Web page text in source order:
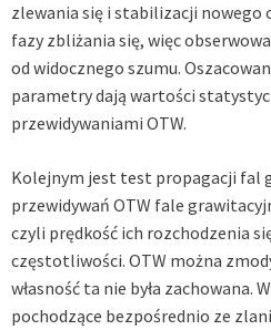
zlewania się i stabilizacji nowego
fazy zbliżania się, więc
od widocznego szumu.
parametry dają wartości
przewidywaniami OTW.
Kolejnym jest test propagacji fal
przewidywań OTW fale
czyli prędkość ich rozchodzenia
częstotliwości. OTW można
własność ta nie była zachowana.
pochodzące bezpośrednio ze